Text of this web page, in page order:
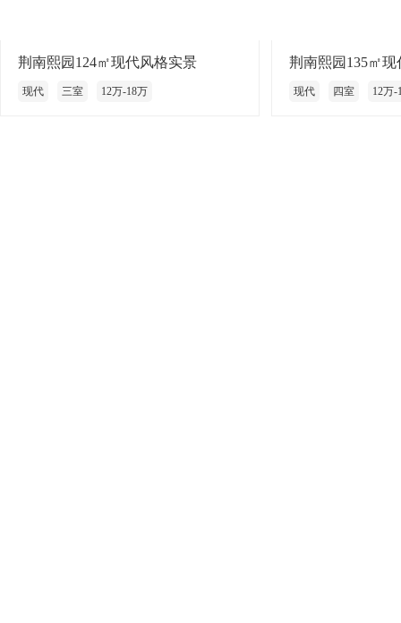
荆南熙园124㎡现代风格实景
现代 三室 12万-18万
荆南熙园135㎡现
现代 四室 12万-